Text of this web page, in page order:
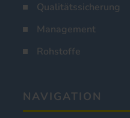
Qualitätssicherung
Management
Rohstoffe
NAVIGATION